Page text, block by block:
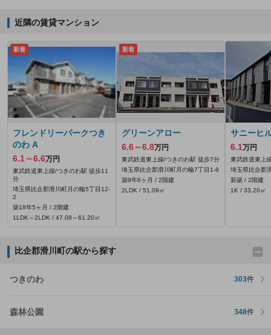
近隣の賃貸マンション
新着
フレンドリーパークつき
のわ A
6.1～6.6万円
東武鉄道東上線/つきのわ駅 徒歩11
分
埼玉県比企郡滑川町月の輪5丁目12-
2
築18年5ヶ月 / 2階建
1LDK～2LDK / 47.08～61.20㎡
新着
グリーンアロー
6.6～6.8万円
東武鉄道東上線/つきのわ駅 徒歩7分
埼玉県比企郡滑川町月の輪7丁目1-8
築9年6ヶ月 / 2階建
2LDK / 51.09㎡
サニーヒ
6.1万円
東武鉄道東上
埼玉県比企郡
新築 / 2階建
1K / 33.20㎡
比企郡滑川町の駅から探す
つきのわ 303件
森林公園 348件